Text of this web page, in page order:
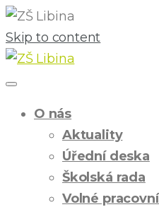
Skip to content
O nás
Aktuality
Úřední deska
Školská rada
Volné